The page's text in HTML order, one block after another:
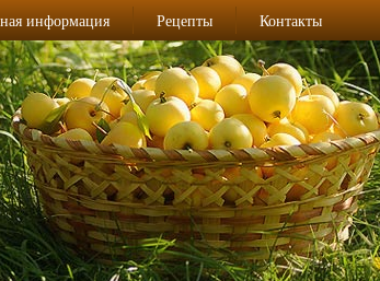
информация Рецепты Контакты